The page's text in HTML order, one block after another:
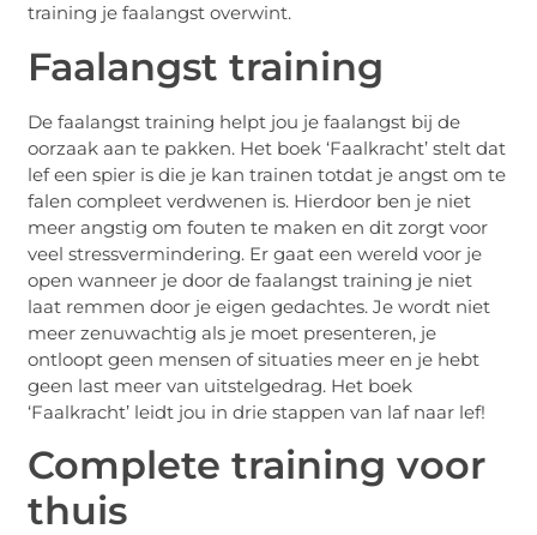
training je faalangst overwint.
Faalangst training
De faalangst training helpt jou je faalangst bij de
oorzaak aan te pakken. Het boek ‘Faalkracht’ stelt dat
lef een spier is die je kan trainen totdat je angst om te
falen compleet verdwenen is. Hierdoor ben je niet
meer angstig om fouten te maken en dit zorgt voor
veel stressvermindering. Er gaat een wereld voor je
open wanneer je door de faalangst training je niet
laat remmen door je eigen gedachtes. Je wordt niet
meer zenuwachtig als je moet presenteren, je
ontloopt geen mensen of situaties meer en je hebt
geen last meer van uitstelgedrag. Het boek
‘Faalkracht’ leidt jou in drie stappen van laf naar lef!
Complete training voor
thuis